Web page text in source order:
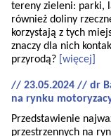
tereny zieleni: parki,
również doliny
korzystają z tych
znaczy dla nich
przyrodą? [więcej]
// 23.05.2024 // dr
na rynku
Przedstawienie
przestrzennych na